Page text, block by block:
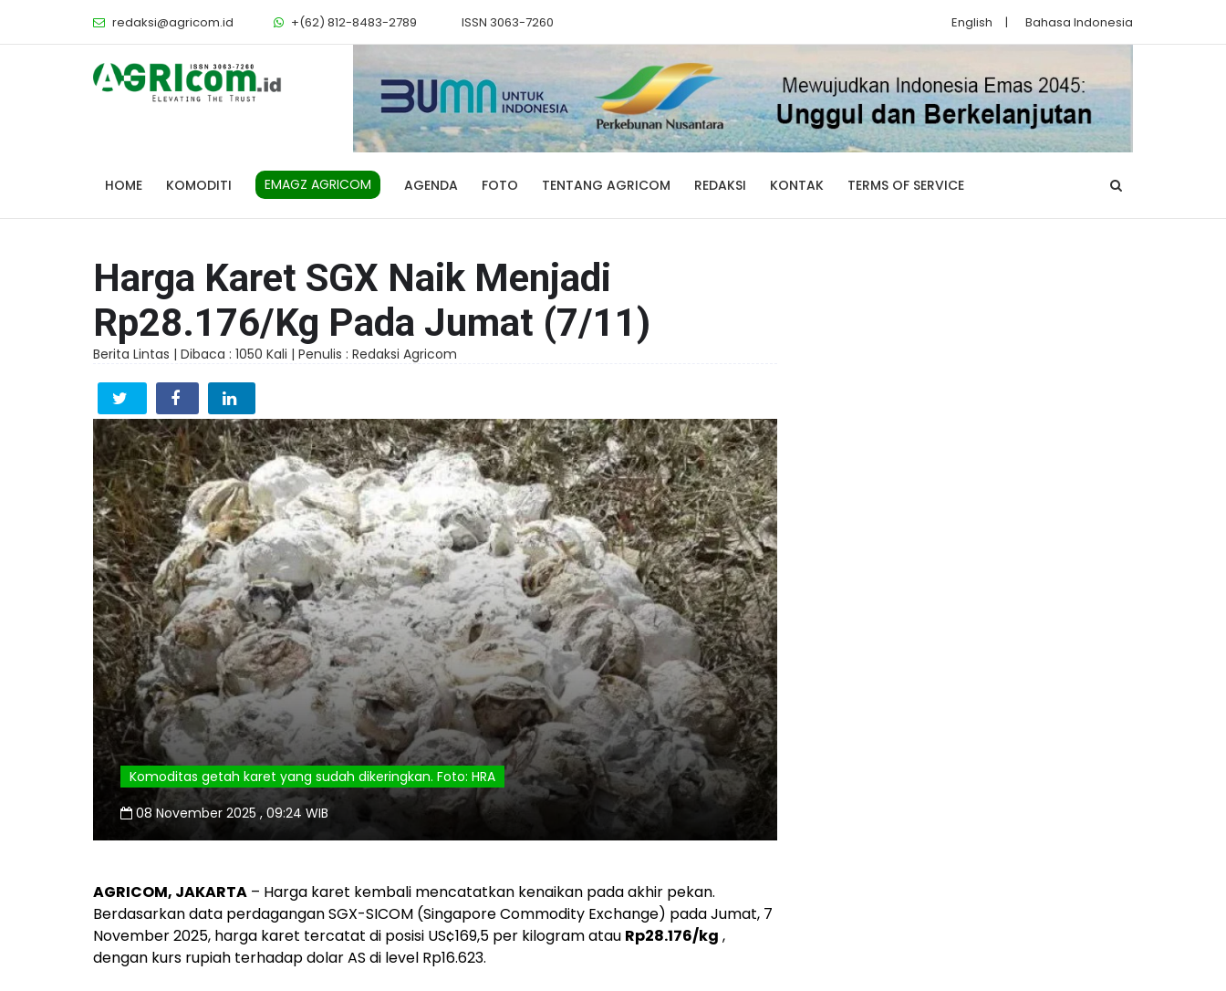
redaksi@agricom.id +(62) 812-8483-2789 ISSN 3063-7260 English | Bahasa Indonesia
HOME KOMODITI EMAGZ AGRICOM AGENDA FOTO TENTANG AGRICOM REDAKSI KONTAK TERMS OF SERVICE
Harga Karet SGX Naik Menjadi
Rp28.176/kg Pada Jumat (7/11)
Berita Lintas | Dibaca : 1050 Kali | Penulis : Redaksi Agricom
Komoditas getah karet yang sudah dikeringkan. Foto: HRA
08 November 2025 , 09:24 WIB
AGRICOM, JAKARTA – Harga karet kembali mencatatkan kenaikan pada akhir pekan.
Berdasarkan data perdagangan SGX-SICOM (Singapore Commodity Exchange) pada Jumat, 7
November 2025, harga karet tercatat di posisi US¢169,5 per kilogram atau Rp28.176/kg ,
dengan kurs rupiah terhadap dolar AS di level Rp16.623.